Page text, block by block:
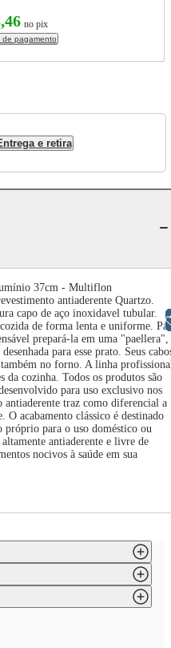
no pix
de pagamento
e retira
37cm - Multiflon
antiaderente Quartzo.
capo de aço inoxidavel tubular.
de forma lenta e uniforme.
prepará-la em uma "paellera",
para esse prato. Seus
no forno. A linha
da cozinha. Todos os produtos são
para uso exclusivo nos
traz como diferencial a
O acabamento clássico é destinado
próprio para o uso doméstico ou
antiaderente e livre de
nocivos à saúde em sua
Libras